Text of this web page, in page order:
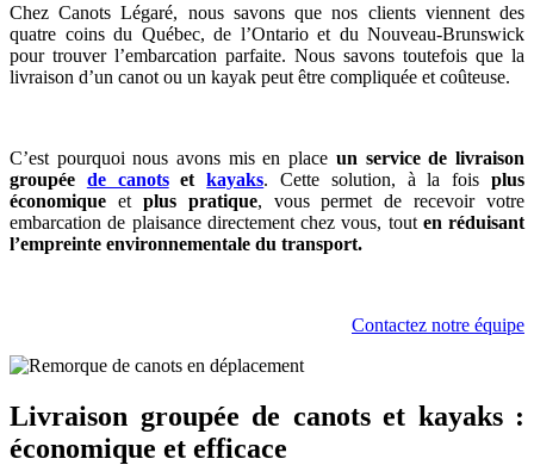
Chez Canots Légaré, nous savons que nos clients viennent des
quatre coins du Québec, de l’Ontario et du Nouveau-Brunswick
pour trouver l’embarcation parfaite. Nous savons toutefois que la
livraison d’un canot ou un kayak peut être compliquée et coûteuse.
C’est pourquoi nous avons mis en place un service de livraison
groupée de canotsetkayaks. Cette solution, à la foisplus
économique et plus pratique, vous permet de recevoir votre
embarcation de plaisance directement chez vous, tout en réduisant
l’empreinte environnementale du transport.
Contactez notre équipe
Livraison groupée de canots et kayaks :
économique et efficace